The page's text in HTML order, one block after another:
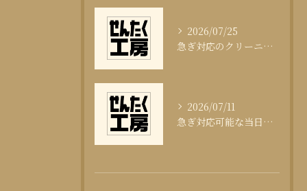
2026/07/25
急ぎ対応のクリーニング即日サービスの秘訣
2026/07/11
急ぎ対応可能な当日クリーニングの実態